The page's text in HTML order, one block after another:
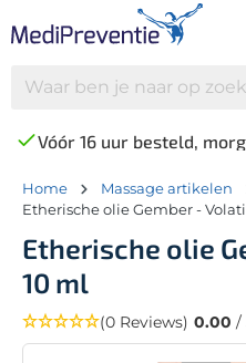
Vóór 16 uur besteld,
Home Massage artikelen
Etherische olie Gember -
Etherische olie
10 ml
(0 Reviews) 0.00 /